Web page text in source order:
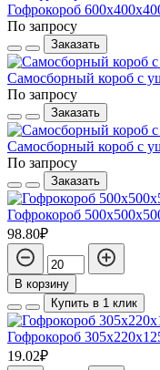
Гофрокороб
По запросу
Заказать
Самосборный короб с
По запросу
Заказать
Самосборный короб с
По запросу
Заказать
Гофрокороб
98.80₽
В корзину
Купить в 1 клик
Гофрокороб
19.02₽